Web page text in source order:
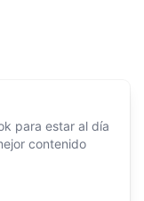
para estar al día
contenido